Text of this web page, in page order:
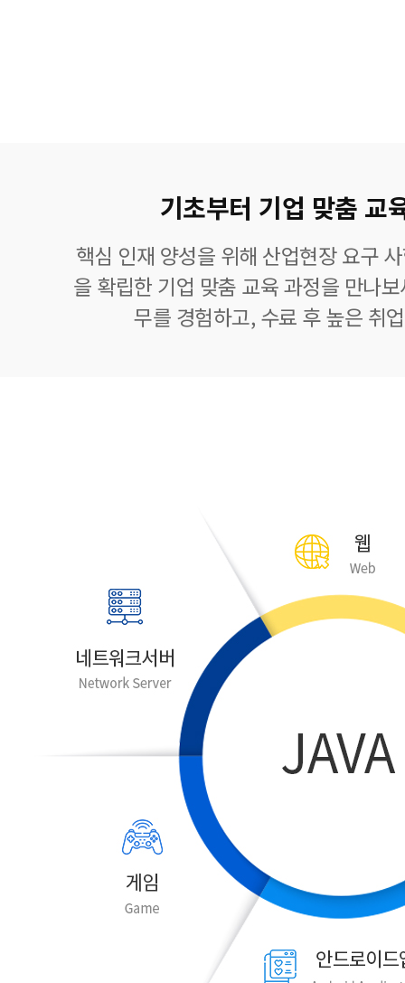
기초부터 기업 맞춤 교
핵심 인재 양성을 위해 산업현장 요구
을 확립한 기업 맞춤 교육 과정을 만나
무를 경험하고, 수료 후 높은 취